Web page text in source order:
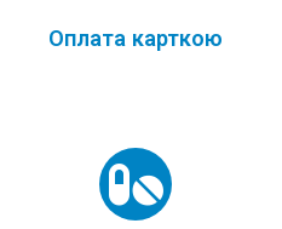
Оплата карткою